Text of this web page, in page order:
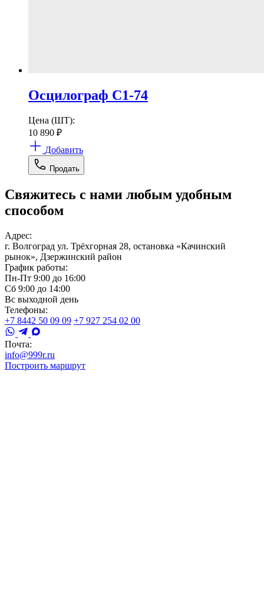
Осцилограф С1-74
Цена (ШТ):
10 890 ₽
Добавить
Продать
Свяжитесь с нами любым удобным
способом
Адрес:
г. Волгоград ул. Трёхгорная 28, остановка «Качинский
рынок», Дзержинский район
График работы:
Пн-Пт 9:00 до 16:00
Сб 9:00 до 14:00
Вс выходной день
Телефоны:
+7 8442 50 09 09 +7 927 254 02 00
Почта:
info@999r.ru
Построить маршрут